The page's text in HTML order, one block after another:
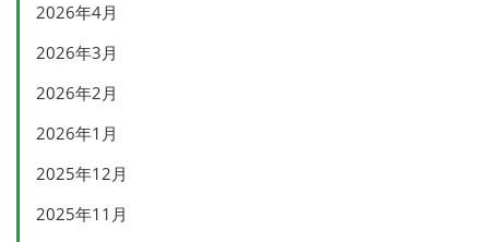
2026年4月
2026年3月
2026年2月
2026年1月
2025年12月
2025年11月